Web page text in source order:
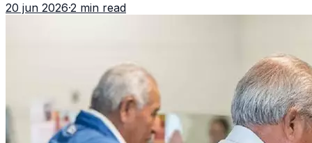
fallido con la administración anterior del Ministerio
20 jun 2026·2 min read